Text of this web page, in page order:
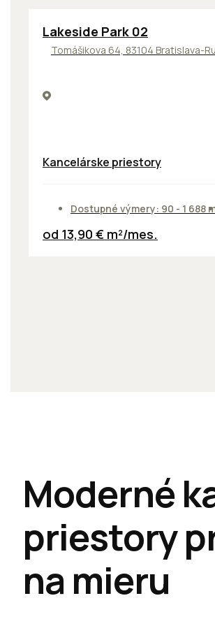
ODPORÚČAME
Lakeside Park 02
Tomášikova 64, 83104 Bratislava-
Kancelárske priestory
Dostupné výmery: 90 - 1 688
od 13,90 € m²/mes.
Moderné
priestory
na mieru